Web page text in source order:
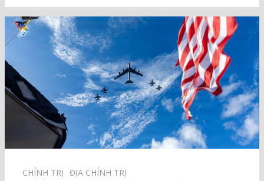
CHÍNH TRỊ⠀ ĐỊA CHÍNH TRỊ⠀